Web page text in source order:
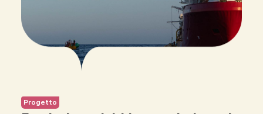
Progetto